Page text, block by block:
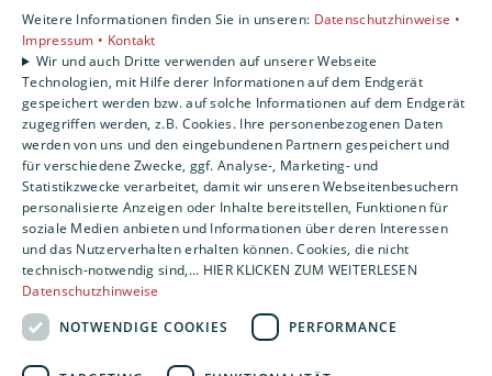
Gewerbekunden
Karriere
Unternehmen
Kontakt
Weitere Informationen finden Sie in unseren: Datenschutzhinweise •
Impressum • Kontakt
Wir und auch Dritte verwenden auf unserer Webseite
Technologien, mit Hilfe derer Informationen auf dem Endgerät
gespeichert werden bzw. auf solche Informationen auf dem Endgerät
zugegriffen werden, z.B. Cookies. Ihre personenbezogenen Daten
werden von uns und den eingebundenen Partnern gespeichert und
für verschiedene Zwecke, ggf. Analyse-, Marketing- und
Statistikzwecke verarbeitet, damit wir unseren Webseitenbesuchern
personalisierte Anzeigen oder Inhalte bereitstellen, Funktionen für
soziale Medien anbieten und Informationen über deren Interessen
und das Nutzerverhalten erhalten können. Cookies, die nicht
technisch-notwendig sind,... HIER KLICKEN ZUM WEITERLESEN
Datenschutzhinweise
NOTWENDIGE COOKIES
PERFORMANCE